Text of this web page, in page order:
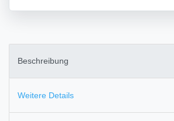
Beschreibung
Weitere Details